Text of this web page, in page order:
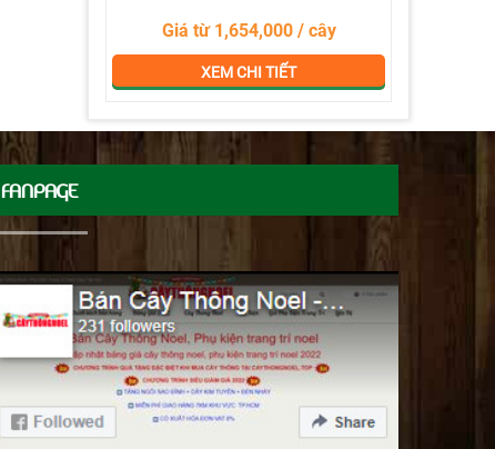
Giá từ 1,654,000 / cây
XEM CHI TIẾT
FANPAGE